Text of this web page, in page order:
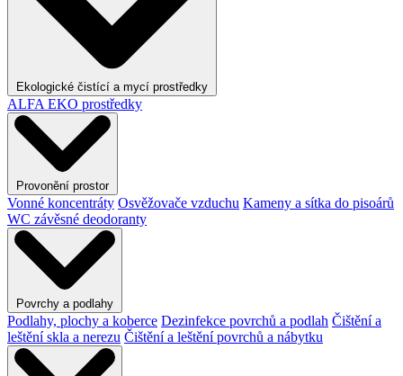
Ekologické čistící a mycí prostředky
ALFA EKO prostředky
Provonění prostor
Vonné koncentráty Osvěžovače vzduchu Kameny a sítka do pisoárů
WC závěsné deodoranty
Povrchy a podlahy
Podlahy, plochy a koberce Dezinfekce povrchů a podlah Čištění a
leštění skla a nerezu Čištění a leštění povrchů a nábytku